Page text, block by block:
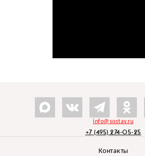
info@sostav.ru
+7 (495) 274-05-25
Контакты